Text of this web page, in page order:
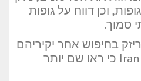
וכן דווח על גופות
סמוך.
בחיפוש אחר יקיריהם
אמרו ל-Iran International כי ראו שם יותר